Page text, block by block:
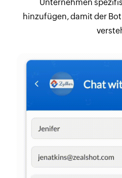
Unternehmen
hinzufügen, damit der